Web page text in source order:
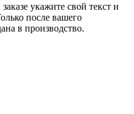
укажите свой текст и
после вашего
в производство.